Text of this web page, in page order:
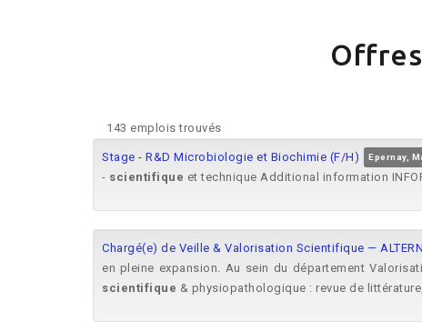
143 emplois trouvés
Stage - R&D Microbiologie et Biochimie (F/H) Epernay,
- scientifique et technique Additional information
Chargé(e) de Veille & Valorisation Scientifique —
en pleine expansion. Au sein du département
scientifique & physiopathologique : revue de